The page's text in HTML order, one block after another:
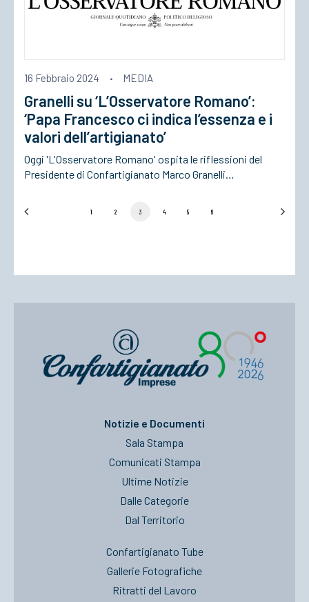
16 Febbraio 2024 · MEDIA
Granelli su ‘L’Osservatore Romano’:
‘Papa Francesco ci indica l’essenza e i
valori dell’artigianato’
Oggi 'L'Osservatore Romano' ospita le riflessioni del
Presidente di Confartigianato Marco Granelli…
1 2 3 4 5 6
Notizie e Documenti
Sala Stampa
Comunicati Stampa
Ultime Notizie
Dalle Categorie
Dal Territorio
Confartigianato Tube
Gallerie Fotografiche
Ritratti del Lavoro